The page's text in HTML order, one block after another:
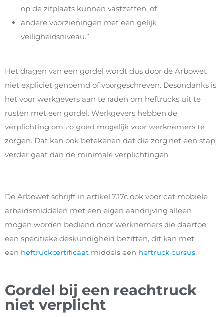
op de zitplaats kunnen vastzetten, of
andere voorzieningen met een gelijk
veiligheidsniveau.”
Het dragen van een gordel wordt dus door de Arbowet
niet expliciet genoemd of voorgeschreven. Desondanks is
het voor werkgevers aan te raden om heftrucks uit te
rusten met een gordel. Werkgevers hebben de
verplichting om zo goed mogelijk voor werknemers te
zorgen. Dat kan ook betekenen dat die zorg net een stap
verder gaat dan de minimale verplichtingen.
De Arbowet schrijft in artikel 7.17c ook voor dat mobiele
arbeidsmiddelen met een eigen aandrijving alleen
mogen worden bediend door werknemers die daartoe
een specifieke deskundigheid bezitten, dit kan met
een heftruckcertificaat middels een heftruck cursus.
Gordel bij een reachtruck
niet verplicht